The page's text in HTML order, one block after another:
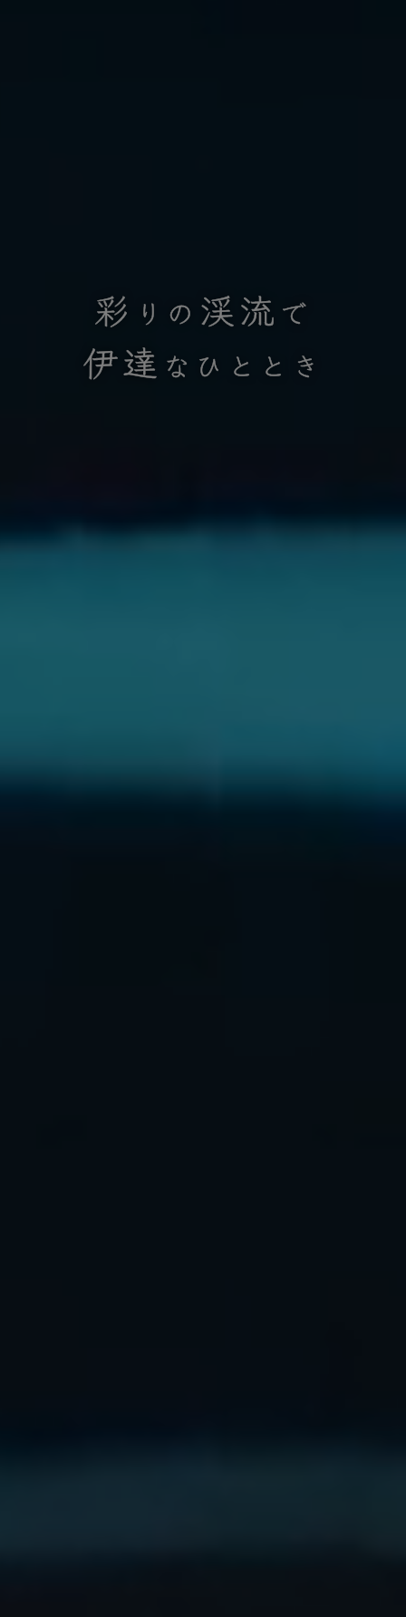
彩 りの 渓流 で
伊達 なひととき